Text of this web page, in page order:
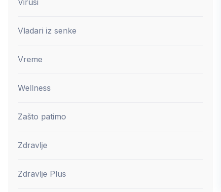
Vladari iz senke
Vreme
Wellness
Zašto patimo
Zdravlje
Zdravlje Plus